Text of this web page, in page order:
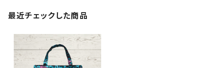
最近チェックした商品